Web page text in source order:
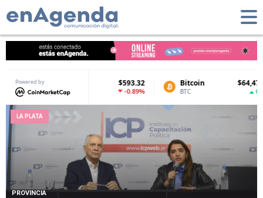
Powered by$64,478.12
0.59%
Tether USDt $0.999032
USDT -0.01%
LA PLATA
PROVINCIA